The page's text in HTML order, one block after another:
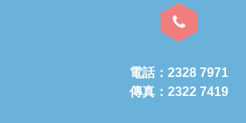
電話：2328 7971
傳真：2322 7419